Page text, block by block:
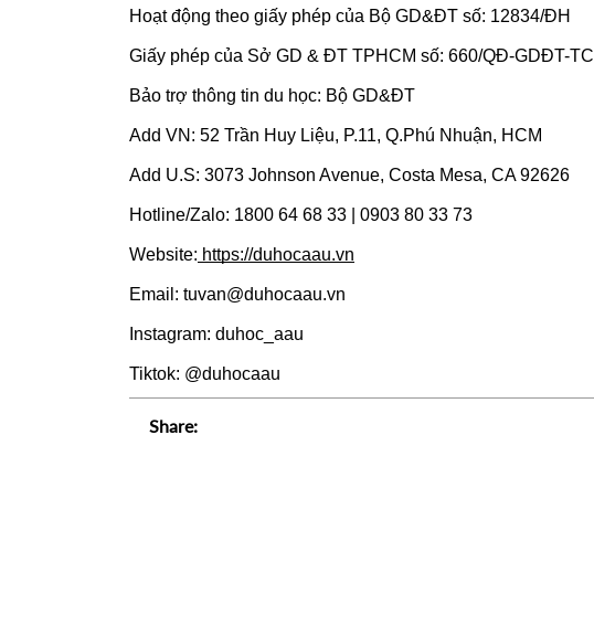
Hoạt động theo giấy phép của Bộ GD&ĐT số: 12834/ĐH
Giấy phép của Sở GD & ĐT TPHCM số: 660/QĐ-GDĐT-TC
Bảo trợ thông tin du học: Bộ GD&ĐT
Add VN: 52 Trần Huy Liệu, P.11, Q.Phú Nhuận, HCM
Add U.S: 3073 Johnson Avenue, Costa Mesa, CA 92626
Hotline/Zalo: 1800 64 68 33 | 0903 80 33 73
Website: https://duhocaau.vn
Email: tuvan@duhocaau.vn
Instagram: duhoc_aau
Tiktok: @duhocaau
Share: